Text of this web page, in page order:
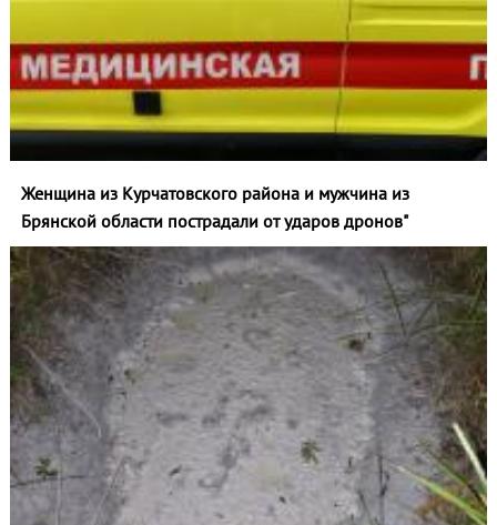
Женщина из Курчатовского района и мужчина из
Брянской области пострадали от ударов дронов"